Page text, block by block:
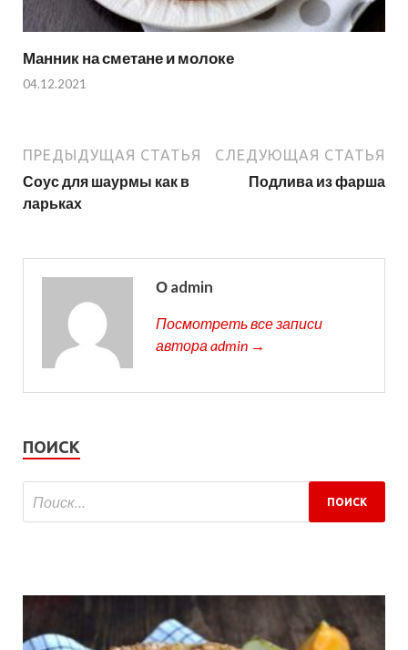
Манник на сметане и молоке
04.12.2021
ПРЕДЫДУЩАЯ СТАТЬЯ
Соус для шаурмы как в
ларьках
СЛЕДУЮЩАЯ СТАТЬЯ
Подлива из фарша
О admin
Посмотреть все записи
автора admin →
ПОИСК